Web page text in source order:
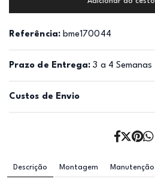
Referência: bme170044
Prazo de Entrega: 3 a 4 Semanas
Custos de Envio
Descrição Montagem Manutenção